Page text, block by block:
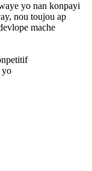
yo nan konpayi
nou toujou ap
mache
yo